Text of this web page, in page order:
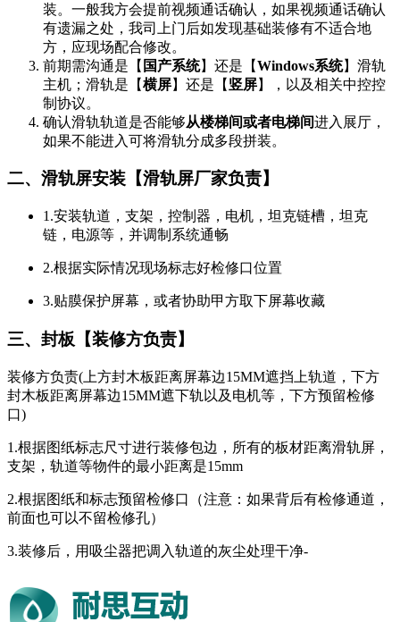
装。一般我方会提前视频通话确认，如果视频通话确认
有遗漏之处，我司上门后如发现基础装修有不适合地
方，应现场配合修改。
前期需沟通是【 国产系统】还是【Windows系统】滑轨
主机；滑轨是【横屏】还是【 竖屏】，以及相关中控控
制协议。
确认滑轨轨道是否能够从楼梯间或者电梯间进入展厅，
如果不能进入可将滑轨分成多段拼装。
二、滑轨屏安装【滑轨屏厂家负责】
1.安装轨道，支架，控制器，电机，坦克链槽，坦克
链，电源等，并调制系统通畅
2.根据实际情况现场标志好检修口位置
3.贴膜保护屏幕，或者协助甲方取下屏幕收藏
三、封板【装修方负责】
装修方负责(上方封木板距离屏幕边15MM遮挡上轨道，下方
封木板距离屏幕边15MM遮下轨以及电机等，下方预留检修
口)
1.根据图纸标志尺寸进行装修包边，所有的板材距离滑轨屏，
支架，轨道等物件的最小距离是15mm
2.根据图纸和标志预留检修口（注意：如果背后有检修通道，
前面也可以不留检修孔）
3.装修后，用吸尘器把调入轨道的灰尘处理干净-